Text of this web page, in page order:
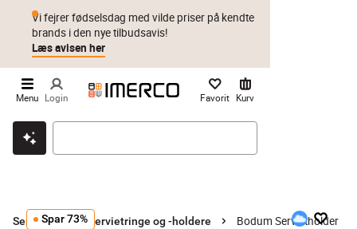
Klik & hent Byt i 1 år Prismatch
Vi fejrer fødselsdag med vilde priser på kendte
brands i den nye tilbudsavis!
Læs avisen her
Menu Login Favorit Kurv
Servietter Servietringe og -holdere Bodum Servietholder
Spar 73%